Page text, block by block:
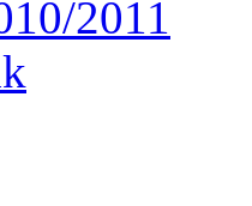
2011